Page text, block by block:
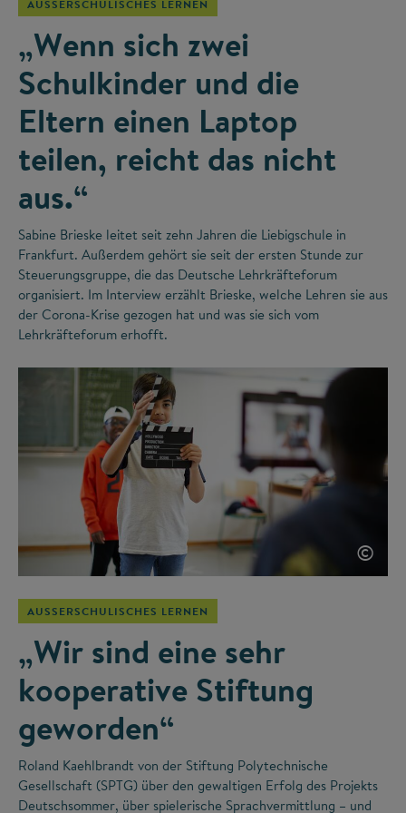
AUSSERSCHULISCHES LERNEN
„Wenn sich zwei
Schulkinder und die
Eltern einen Laptop
teilen, reicht das nicht
aus.“
Sabine Brieske leitet seit zehn Jahren die Liebigschule in
Frankfurt. Außerdem gehört sie seit der ersten Stunde zur
Steuerungsgruppe, die das Deutsche Lehrkräfteforum
organisiert. Im Interview erzählt Brieske, welche Lehren sie aus
der Corona-Krise gezogen hat und was sie sich vom
Lehrkräfteforum erhofft.
©
AUSSERSCHULISCHES LERNEN
„Wir sind eine sehr
kooperative Stiftung
geworden“
Roland Kaehlbrandt von der Stiftung Polytechnische
Gesellschaft (SPTG) über den gewaltigen Erfolg des Projekts
Deutschsommer, über spielerische Sprachvermittlung – und